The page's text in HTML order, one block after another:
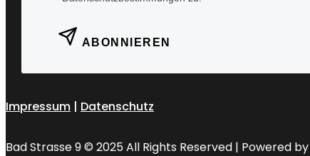
ABONNIEREN
Impressum | Datenschutz
Bad Strasse 9 © 2025 All Rights Reserved | Powered by